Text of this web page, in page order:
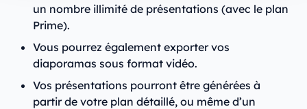
un nombre illimité de présentations (avec le plan
Prime).
Vous pourrez également exporter vos
diaporamas sous format vidéo.
Vos présentations pourront être générées à
partir de votre plan détaillé, ou même d’un